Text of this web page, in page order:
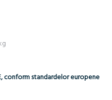
conform standardelor europene